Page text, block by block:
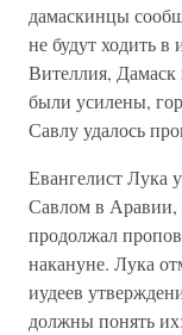
дамаскинцы
не будут ходить в
Вителлия, Дамаск
были усилены,
Савлу удалось
Евангелист Лука
Савлом в Аравии,
продолжал
накануне. Лука
иудеев
должны понять